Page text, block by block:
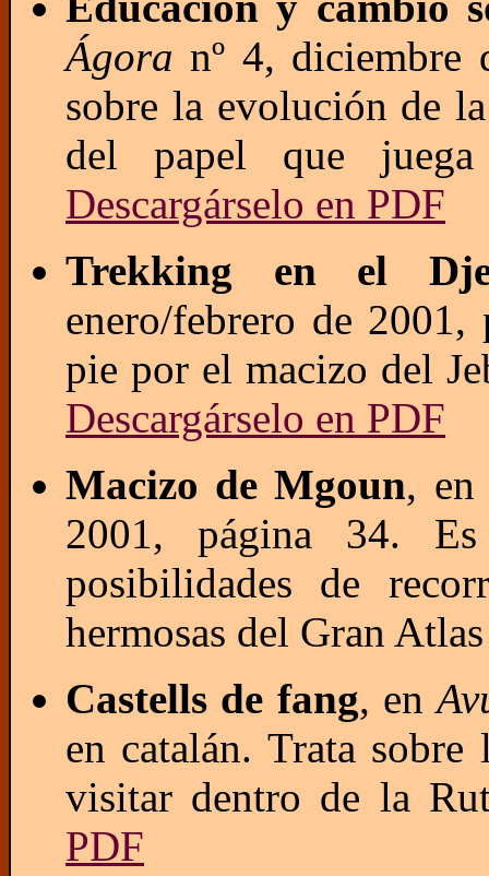
Ágora nº 4, diciembre
sobre la evolución de
del papel que
Descargárselo en PDF
Trekking en el
enero/febrero de
pie por el macizo del
Descargárselo en PDF
Macizo de Mgoun,
2001, página 34.
posibilidades de
hermosas del Gran
Castells de fang, en
en catalán. Trata sobre
visitar dentro de la
PDF